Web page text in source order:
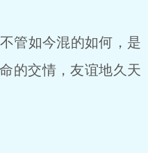
管如今混的如何，是
的交情，友谊地久天